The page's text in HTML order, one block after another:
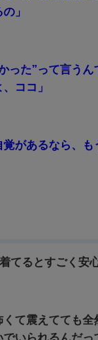
」
った”って言うん
ココ」
覚があるなら、
てるとすごく安
くて震えてても全